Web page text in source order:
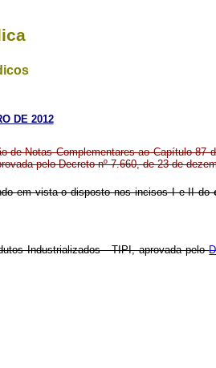
DE 2012
de Notas Complementares ao Capítulo 87
pelo Decreto nº 7.660, de 23 de
em vista o disposto nos incisos I e II do
Industrializados - TIPI, aprovada pelo